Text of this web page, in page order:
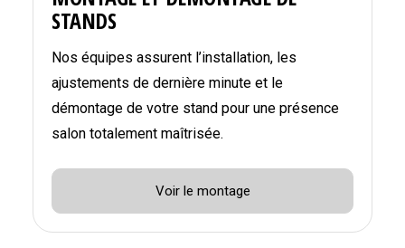
STANDS
Nos équipes assurent l’installation, les
ajustements de dernière minute et le
démontage de votre stand pour une présence
salon totalement maîtrisée.
Voir le montage